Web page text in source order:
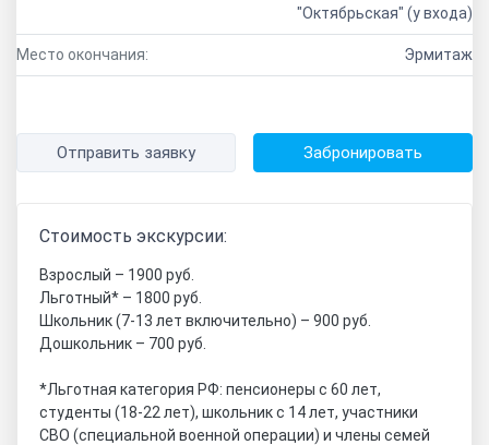
"Октябрьская" (у входа)
Место окончания: Эрмитаж
Отправить заявку Забронировать
Стоимость экскурсии:
Взрослый – 1900 руб.
Льготный* – 1800 руб.
Школьник (7-13 лет включительно) – 900 руб.
Дошкольник – 700 руб.
*Льготная категория РФ: пенсионеры с 60 лет,
студенты (18-22 лет), школьник с 14 лет, участники
СВО (специальной военной операции) и члены семей